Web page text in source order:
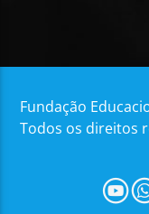
Fundação
Todos os direitos